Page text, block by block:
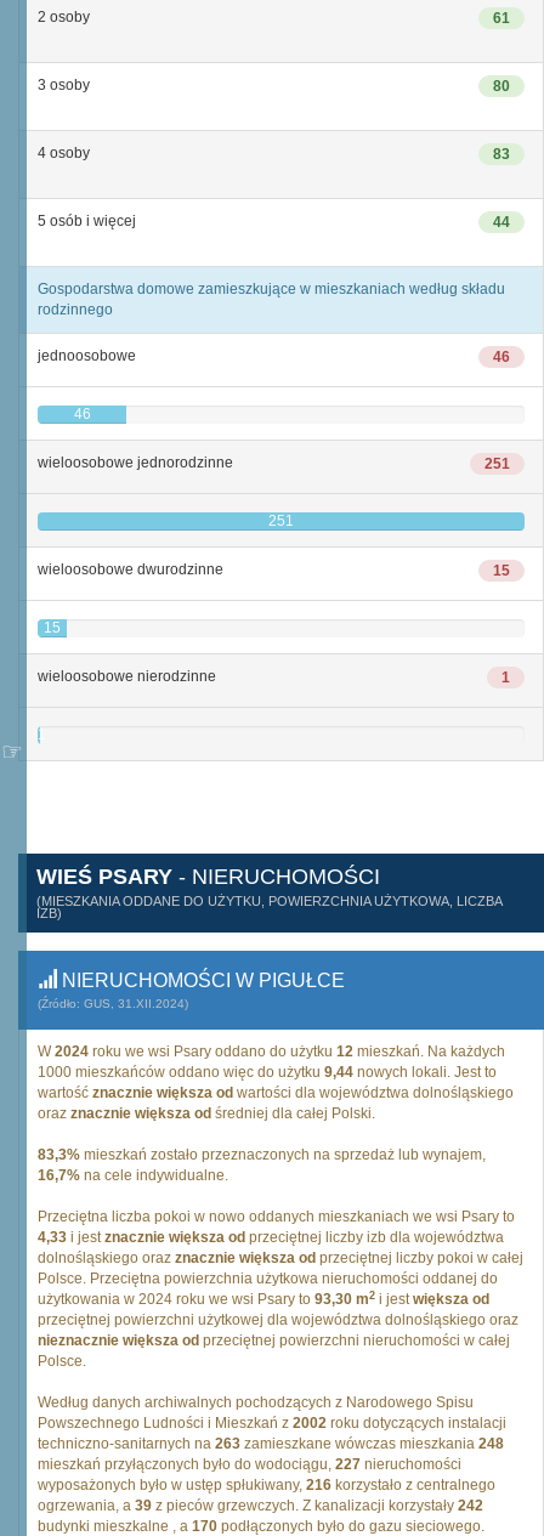
61
2 osoby
80
3 osoby
83
4 osoby
44
5 osób i więcej
Gospodarstwa domowe zamieszkujące w mieszkaniach według składu
rodzinnego
46
jednoosobowe
46
251
wieloosobowe jednorodzinne
251
15
wieloosobowe dwurodzinne
15
1
wieloosobowe nierodzinne
1
WIEŚ PSARY - NIERUCHOMOŚCI
(MIESZKANIA ODDANE DO UŻYTKU, POWIERZCHNIA UŻYTKOWA, LICZBA
IZB)
NIERUCHOMOŚCI W PIGUŁCE
(Źródło: GUS, 31.XII.2024)
W2024 roku we wsi Psary oddano do użytku 12 mieszkań. Na każdych
1000 mieszkańców oddano więc do użytku 9,44 nowych lokali. Jest to
wartość znacznie większa od wartości dla województwa dolnośląskiego
oraz znacznie większa od średniej dla całej Polski.
83,3% mieszkań zostało przeznaczonych na sprzedaż lub wynajem,
16,7% na cele indywidualne.
Przeciętna liczba pokoi w nowo oddanych mieszkaniach we wsi Psary to
4,33 i jestznacznie większa od przeciętnej liczby izb dla województwa
dolnośląskiego oraz znacznie większa od przeciętnej liczby pokoi w całej
Polsce. Przeciętna powierzchnia użytkowa nieruchomości oddanej do
użytkowania w 2024 roku we wsi Psary to 93,30 m2 i jestwiększa od
przeciętnej powierzchni użytkowej dla województwa dolnośląskiego oraz
nieznacznie większa od przeciętnej powierzchni nieruchomości w całej
Polsce.
Według danych archiwalnych pochodzących z Narodowego Spisu
Powszechnego Ludności i Mieszkań z 2002 roku dotyczących instalacji
techniczno-sanitarnych na 263 zamieszkane wówczas mieszkania 248
mieszkań przyłączonych było do wodociągu, 227 nieruchomości
wyposażonych było w ustęp spłukiwany, 216 korzystało z centralnego
ogrzewania, a 39 z pieców grzewczych. Z kanalizacji korzystały 242
budynki mieszkalne , a 170 podłączonych było do gazu sieciowego.